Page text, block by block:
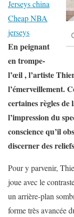
Jerseys china
Cheap NBA
jerseys
En peignant
en trompe-
l’œil , l’artiste
l’émerveillement.
certaines règles de
l’impression du
conscience qu’il
discerner des
Pour y parvenir,
joue avec le
un arrière-plan
forme très avancée